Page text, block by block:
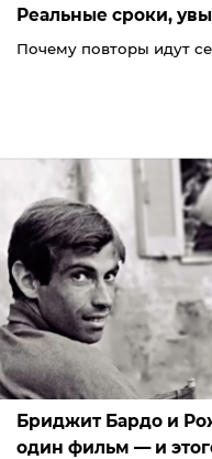
Реальные сроки,
Почему повторы идут
Бриджит Бардо и
один фильм — и